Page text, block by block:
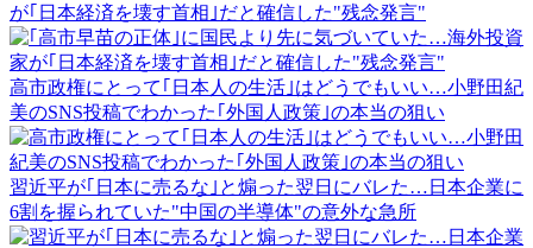
が｢日本経済を壊す首相｣だと確信した"残念発言"
高市政権にとって｢日本人の生活｣はどうでもいい…小野田紀
美のSNS投稿でわかった｢外国人政策｣の本当の狙い
習近平が｢日本に売るな｣と煽った翌日にバレた…日本企業に
6割を握られていた"中国の半導体"の意外な急所